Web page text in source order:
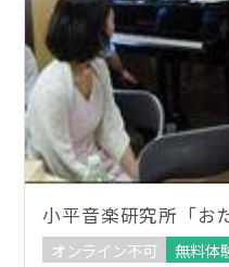
小平音楽研究所「お
オンライン不可
無料体